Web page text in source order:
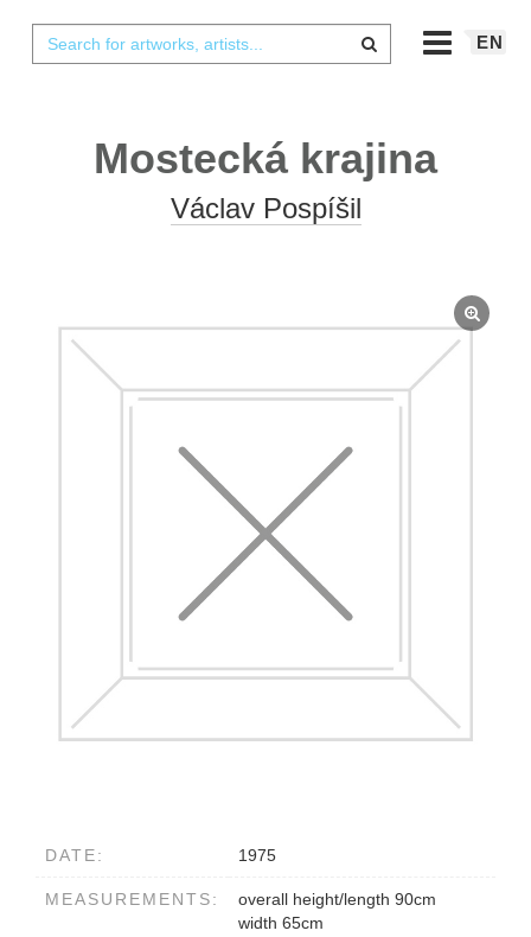
EN
Mostecká krajina
Václav Pospíšil
DATE: 1975
MEASUREMENTS:
overall height/length 90cm
width 65cm